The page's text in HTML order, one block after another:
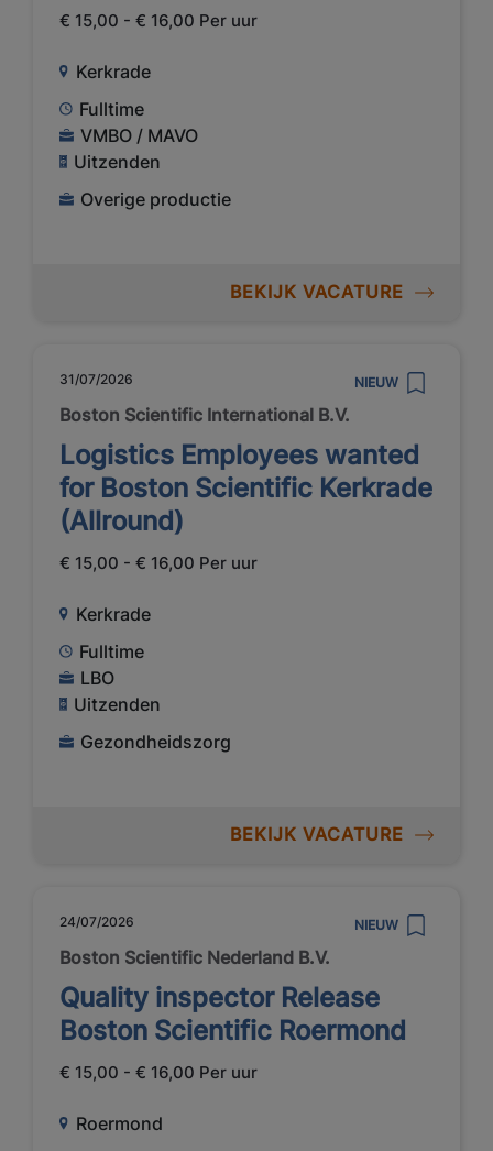
€ 15,00 - € 16,00 Per uur
Kerkrade
Fulltime
VMBO / MAVO
Uitzenden
Overige productie
BEKIJK VACATURE
31/07/2026 NIEUW
Boston Scientific International B.V.
Logistics Employees wanted
for Boston Scientific Kerkrade
(Allround)
€ 15,00 - € 16,00 Per uur
Kerkrade
Fulltime
LBO
Uitzenden
Gezondheidszorg
BEKIJK VACATURE
24/07/2026 NIEUW
Boston Scientific Nederland B.V.
Quality inspector Release
Boston Scientific Roermond
€ 15,00 - € 16,00 Per uur
Roermond